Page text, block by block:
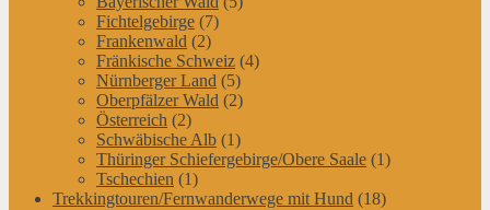
Fichtelgebirge (7)
Frankenwald (2)
Fränkische Schweiz (4)
Nürnberger Land (5)
Oberpfälzer Wald (2)
Österreich (2)
Schwäbische Alb (1)
Thüringer Schiefergebirge/Obere Saale (1)
Tschechien (1)
Trekkingtouren/Fernwanderwege mit Hund (18)